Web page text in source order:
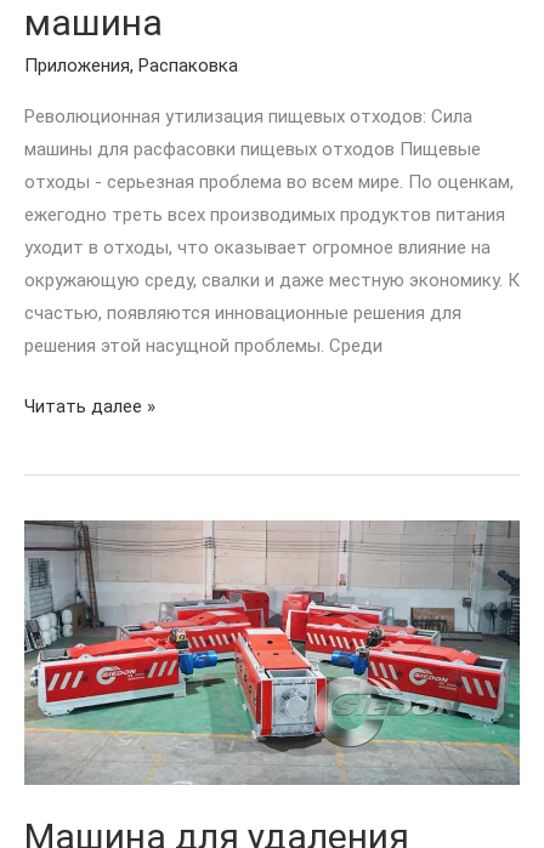
машина
Приложения, Распаковка
Революционная утилизация пищевых отходов: Сила
машины для расфасовки пищевых отходов Пищевые
отходы - серьезная проблема во всем мире. По оценкам,
ежегодно треть всех производимых продуктов питания
уходит в отходы, что оказывает огромное влияние на
окружающую среду, свалки и даже местную экономику. К
счастью, появляются инновационные решения для
решения этой насущной проблемы. Среди
Читать далее »
Машина для удаления
Машина
для
удаления
пищевых
отходов